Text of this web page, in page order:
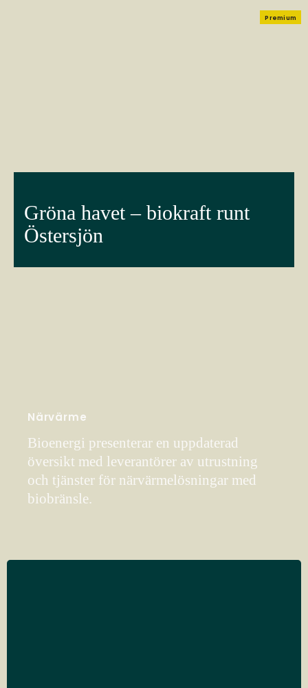
Premium
Gröna havet – biokraft runt
Östersjön
Närvärme
Bioenergi presenterar en uppdaterad
översikt med leverantörer av utrustning
och tjänster för närvärmelösningar med
biobränsle.